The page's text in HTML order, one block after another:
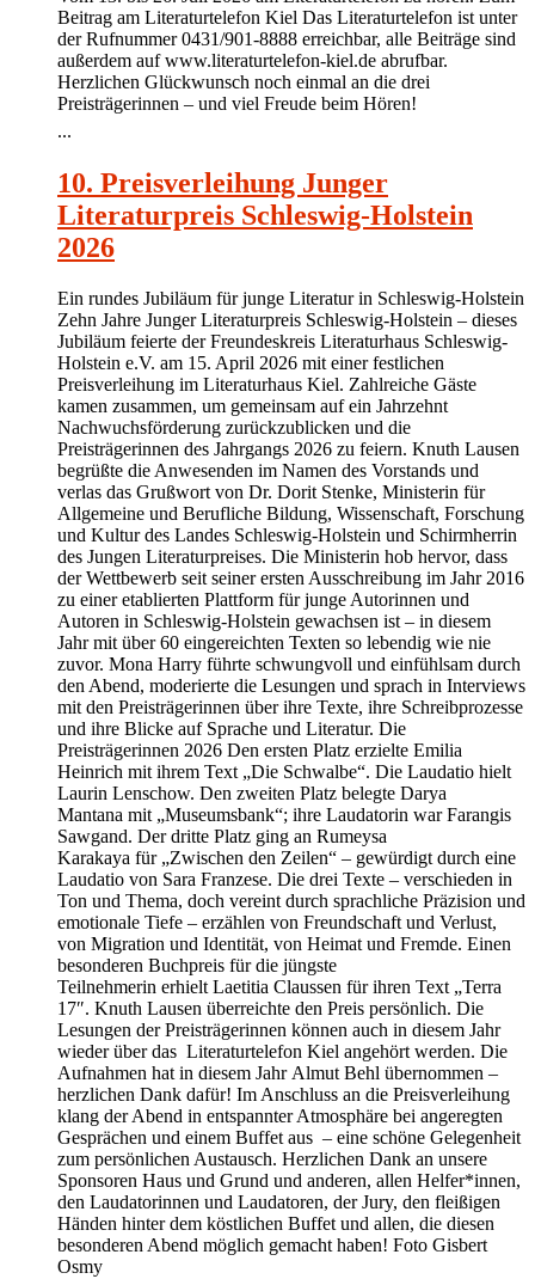
Beitrag am Literaturtelefon Kiel Das Literaturtelefon ist unter
der Rufnummer 0431/901-8888 erreichbar, alle Beiträge sind
außerdem auf www.literaturtelefon-kiel.de abrufbar.
Herzlichen Glückwunsch noch einmal an die drei
Preisträgerinnen – und viel Freude beim Hören!
...
10. Preisverleihung Junger
Literaturpreis Schleswig-Holstein
2026
Ein rundes Jubiläum für junge Literatur in Schleswig-Holstein
Zehn Jahre Junger Literaturpreis Schleswig-Holstein – dieses
Jubiläum feierte der Freundeskreis Literaturhaus Schleswig-
Holstein e.V. am 15. April 2026 mit einer festlichen
Preisverleihung im Literaturhaus Kiel. Zahlreiche Gäste
kamen zusammen, um gemeinsam auf ein Jahrzehnt
Nachwuchsförderung zurückzublicken und die
Preisträgerinnen des Jahrgangs 2026 zu feiern. Knuth Lausen
begrüßte die Anwesenden im Namen des Vorstands und
verlas das Grußwort von Dr. Dorit Stenke, Ministerin für
Allgemeine und Berufliche Bildung, Wissenschaft, Forschung
und Kultur des Landes Schleswig-Holstein und Schirmherrin
des Jungen Literaturpreises. Die Ministerin hob hervor, dass
der Wettbewerb seit seiner ersten Ausschreibung im Jahr 2016
zu einer etablierten Plattform für junge Autorinnen und
Autoren in Schleswig-Holstein gewachsen ist – in diesem
Jahr mit über 60 eingereichten Texten so lebendig wie nie
zuvor. Mona Harry führte schwungvoll und einfühlsam durch
den Abend, moderierte die Lesungen und sprach in Interviews
mit den Preisträgerinnen über ihre Texte, ihre Schreibprozesse
und ihre Blicke auf Sprache und Literatur. Die
Preisträgerinnen 2026 Den ersten Platz erzielte Emilia
Heinrich mit ihrem Text „Die Schwalbe“. Die Laudatio hielt
Laurin Lenschow. Den zweiten Platz belegte Darya
Mantana mit „Museumsbank“; ihre Laudatorin war Farangis
Sawgand. Der dritte Platz ging an Rumeysa
Karakaya für „Zwischen den Zeilen“ – gewürdigt durch eine
Laudatio von Sara Franzese. Die drei Texte – verschieden in
Ton und Thema, doch vereint durch sprachliche Präzision und
emotionale Tiefe – erzählen von Freundschaft und Verlust,
von Migration und Identität, von Heimat und Fremde. Einen
besonderen Buchpreis für die jüngste
Teilnehmerin erhielt Laetitia Claussen für ihren Text „Terra
17″. Knuth Lausen überreichte den Preis persönlich. Die
Lesungen der Preisträgerinnen können auch in diesem Jahr
wieder über das Literaturtelefon Kiel angehört werden. Die
Aufnahmen hat in diesem Jahr Almut Behl übernommen –
herzlichen Dank dafür! Im Anschluss an die Preisverleihung
klang der Abend in entspannter Atmosphäre bei angeregten
Gesprächen und einem Buffet aus – eine schöne Gelegenheit
zum persönlichen Austausch. Herzlichen Dank an unsere
Sponsoren Haus und Grund und anderen, allen Helfer*innen,
den Laudatorinnen und Laudatoren, der Jury, den fleißigen
Händen hinter dem köstlichen Buffet und allen, die diesen
besonderen Abend möglich gemacht haben! Foto Gisbert
Osmy